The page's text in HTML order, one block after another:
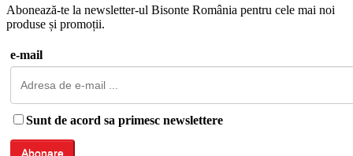
Abonează-te la newsletter-ul Bisonte România pentru cele mai noi
produse și promoții.
e-mail
Sunt de acord sa primesc newslettere